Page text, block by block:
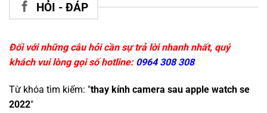
HỎI - ĐÁP
Đối với những câu hỏi cần sự trả lời nhanh nhất, quý
khách vui lòng gọi số hotline: 0964 308 308
Từ khóa tìm kiếm: "thay kính camera sau apple watch se
2022"